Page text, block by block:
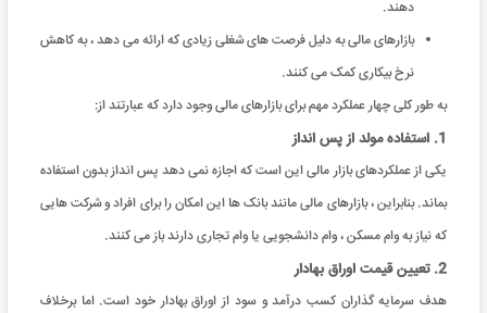
دهند.
بازارهای مالی به دلیل فرصت های شغلی زیادی که ارائه می دهد ، به کاهش
نرخ بیکاری کمک می کنند.
به طور کلی چهار عملکرد مهم برای بازارهای مالی وجود دارد که عبارتند از:
1. استفاده مولد از پس انداز
یکی از عملکردهای بازار مالی این است که اجازه نمی دهد پس انداز بدون استفاده
بماند. بنابراین ، بازارهای مالی مانند بانک ها این امکان را برای افراد و شرکت هایی
که نیاز به وام مسکن ، وام دانشجویی یا وام تجاری دارند باز می کنند.
2. تعیین قیمت اوراق بهادار
هدف سرمایه گذاران کسب درآمد و سود از اوراق بهادار خود است. اما برخلاف